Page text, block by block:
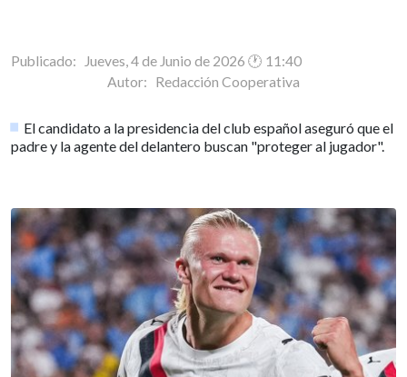
Publicado: Jueves, 4 de Junio de 2026 🕐 11:40
Autor: Redacción Cooperativa
El candidato a la presidencia del club español aseguró que el
padre y la agente del delantero buscan "proteger al jugador".